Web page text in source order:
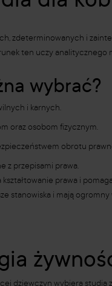
zdeterminowanych i
ten uczy
wybrać?
i karnych.
oraz osobom fizycznym.
obrotu
z przepisami prawa.
prawa i
stanowiska i mają